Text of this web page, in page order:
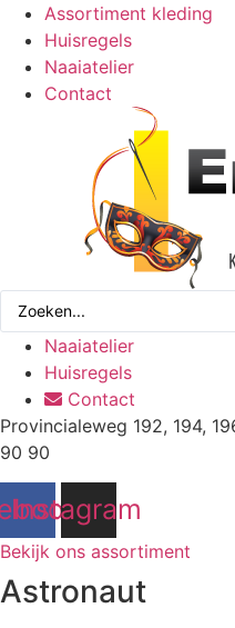
Assortiment kleding
Huisregels
Naaiatelier
Contact
Search
Naaiatelier
Huisregels
Contact
Provincialeweg 192, 194,
90 90
Instagram
Bekijk ons assortiment
Astronaut